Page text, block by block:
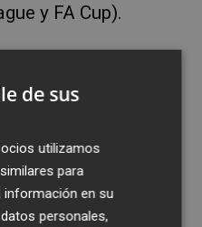
y FA Cup).
del
con las
la Premier
año y que ponen
club en duda por
juego limpio
de sus
utilizamos
para
información en su
personales,